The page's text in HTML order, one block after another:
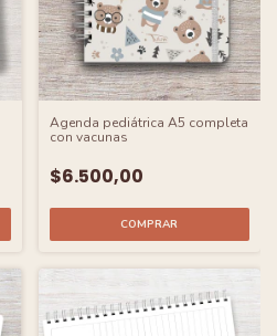
Agenda pediátrica A5 completa
con vacunas
$6.500,00